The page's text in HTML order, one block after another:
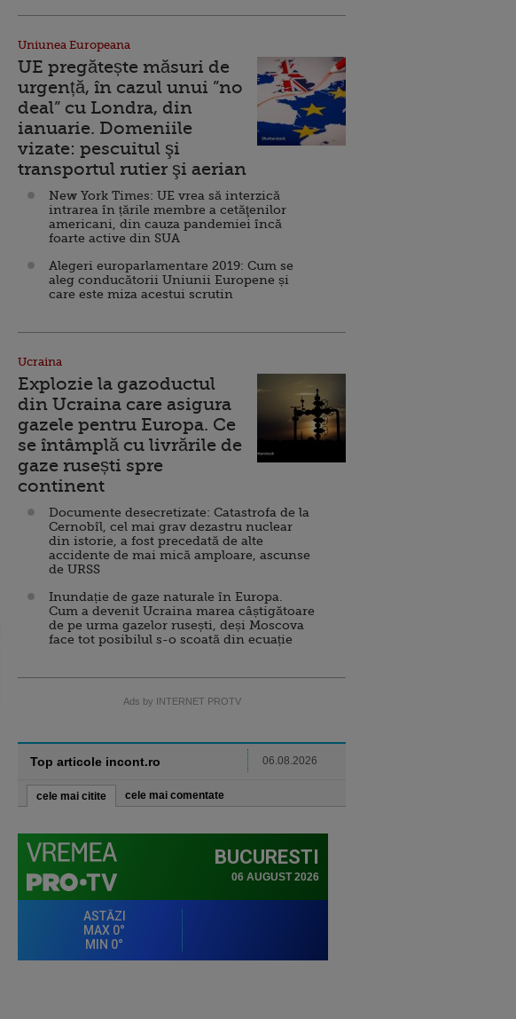
Uniunea Europeana
UE pregătește măsuri de
urgență, în cazul unui ”no
deal” cu Londra, din
ianuarie. Domeniile
vizate: pescuitul şi
transportul rutier şi aerian
New York Times: UE vrea să interzică
intrarea în țările membre a cetăţenilor
americani, din cauza pandemiei încă
foarte active din SUA
Alegeri europarlamentare 2019: Cum se
aleg conducătorii Uniunii Europene și
care este miza acestui scrutin
Ucraina
Explozie la gazoductul
din Ucraina care asigura
gazele pentru Europa. Ce
se întâmplă cu livrările de
gaze rusești spre
continent
Documente desecretizate: Catastrofa de la
Cernobîl, cel mai grav dezastru nuclear
din istorie, a fost precedată de alte
accidente de mai mică amploare, ascunse
de URSS
Inundație de gaze naturale în Europa.
Cum a devenit Ucraina marea câștigătoare
de pe urma gazelor rusești, deși Moscova
face tot posibilul s-o scoată din ecuație
Ads by INTERNET PROTV
Top articole incont.ro 06.08.2026
cele mai citite cele mai comentate